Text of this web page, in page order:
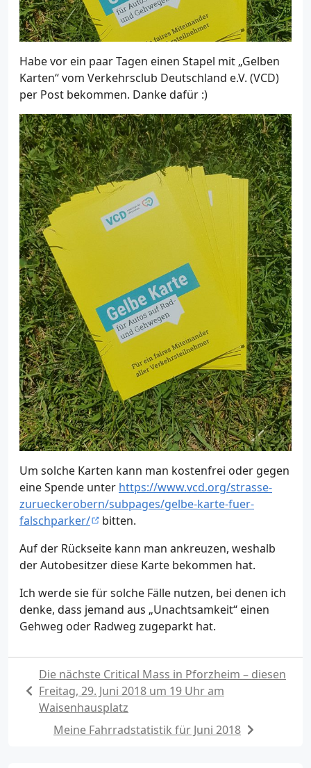
Habe vor ein paar Tagen einen Stapel mit „Gelben
Karten“ vom Verkehrsclub Deutschland e.V. (VCD)
per Post bekommen. Danke dafür :)
Um solche Karten kann man kostenfrei oder gegen
eine Spende unter https://www.vcd.org/strasse-
zurueckerobern/subpages/gelbe-karte-fuer-
falschparker/
bitten.
Auf der Rückseite kann man ankreuzen, weshalb
der Autobesitzer diese Karte bekommen hat.
Ich werde sie für solche Fälle nutzen, bei denen ich
denke, dass jemand aus „Unachtsamkeit“ einen
Gehweg oder Radweg zugeparkt hat.
Die nächste Critical Mass in Pforzheim – diesen
Freitag, 29. Juni 2018 um 19 Uhr am
Waisenhausplatz
Meine Fahrradstatistik für Juni 2018